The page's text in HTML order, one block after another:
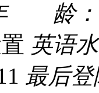
龄：
英语
最后